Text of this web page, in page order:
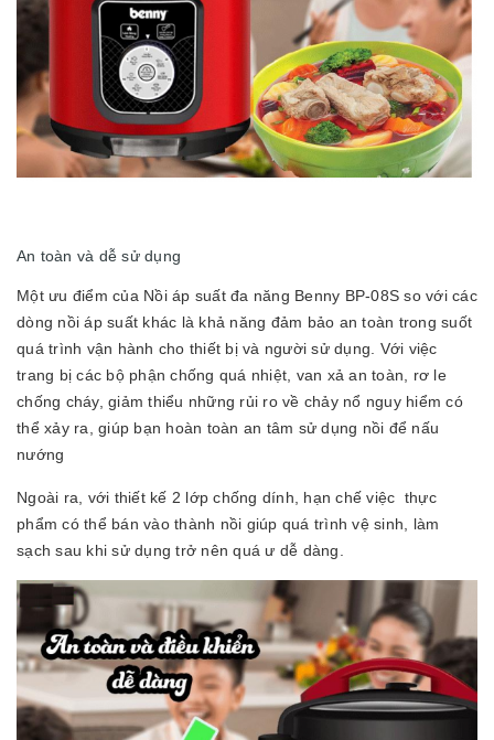
An toàn và dễ sử dụng
Một ưu điểm của Nồi áp suất đa năng Benny BP-08S so với các
dòng nồi áp suất khác là khả năng đảm bảo an toàn trong suốt
quá trình vận hành cho thiết bị và người sử dụng. Với việc
trang bị các bộ phận chống quá nhiệt, van xả an toàn, rơ le
chống cháy, giảm thiểu những rủi ro về chảy nổ nguy hiểm có
thể xảy ra, giúp bạn hoàn toàn an tâm sử dụng nồi để nấu
nướng
Ngoài ra, với thiết kế 2 lớp chống dính, hạn chế việc thực
phẩm có thể bán vào thành nồi giúp quá trình vệ sinh, làm
sạch sau khi sử dụng trở nên quá ư dễ dàng.